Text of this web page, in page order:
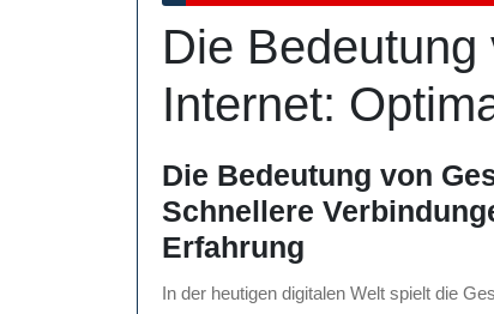
Januar
2025
Die
Internet:
Die Bedeutung von
Schnellere
Erfahrung
In der heutigen digitalen Welt spielt die